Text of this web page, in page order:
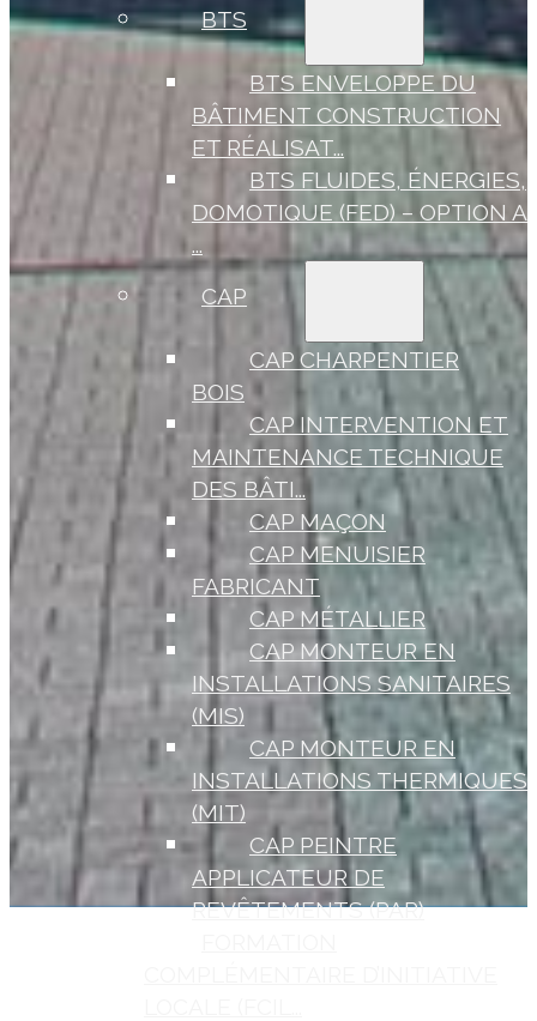
BTS
BTS ENVELOPPE DU
BÂTIMENT CONSTRUCTION
ET RÉALISAT...
BTS FLUIDES, ÉNERGIES,
DOMOTIQUE (FED) – OPTION A
...
CAP
CAP CHARPENTIER
BOIS
CAP INTERVENTION ET
MAINTENANCE TECHNIQUE
DES BÂTI...
CAP MAÇON
CAP MENUISIER
FABRICANT
CAP MÉTALLIER
CAP MONTEUR EN
INSTALLATIONS SANITAIRES
(MIS)
CAP MONTEUR EN
INSTALLATIONS THERMIQUES
(MIT)
CAP PEINTRE
APPLICATEUR DE
REVÊTEMENTS (PAR)